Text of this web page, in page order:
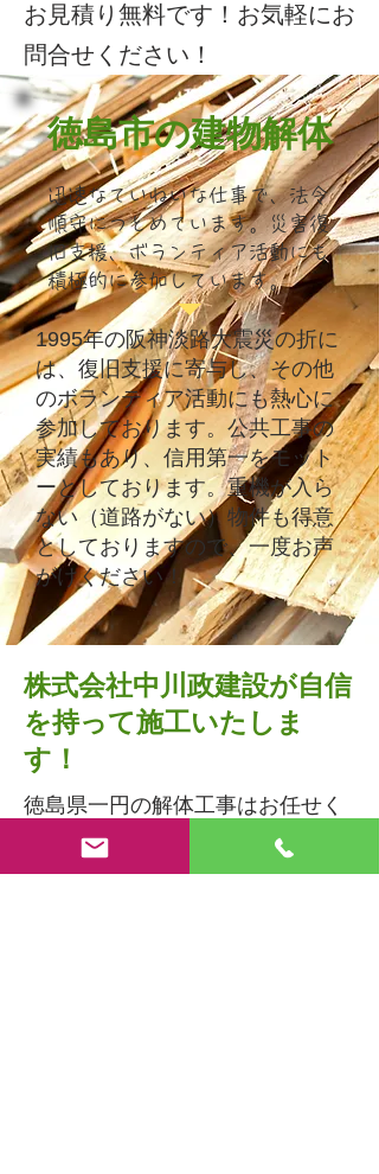
お見積り無料です！お気軽にお
問合せください！
徳島市の建物解体
迅速なていねいな仕事で、法令
順守につとめています。災害復
旧支援、ボランティア活動にも
積極的に参加しています。
1995年の阪神淡路大震災の折に
は、復旧支援に寄与し、その他
のボランティア活動にも熱心に
参加しております。公共工事の
実績もあり、信用第一をモット
ーとしております。重機が入ら
ない（道路がない）物件も得意
としておりますので、一度お声
がけください！
株式会社中川政建設が自信
を持って施工いたしま
す！
徳島県一円の解体工事はお任せく
ださい！家屋解体、ビル解体、内
装撤去工事致します。マンショ